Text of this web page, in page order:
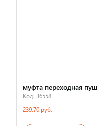
муфта переходная
Код: 36558
239.70 руб.